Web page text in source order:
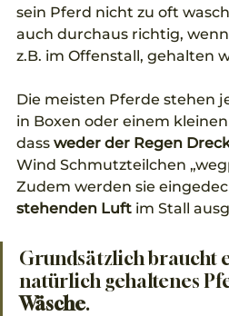
sein Pferd nicht zu oft
auch durchaus richtig,
z.B. im Offenstall, gehalten
Die meisten Pferde stehen
in Boxen oder einem
dass weder der Regen
Wind Schmutzteilchen
Zudem werden sie
stehenden Luft im Stall
Grundsätzlich braucht
natürlich gehaltenes
Wäsche.